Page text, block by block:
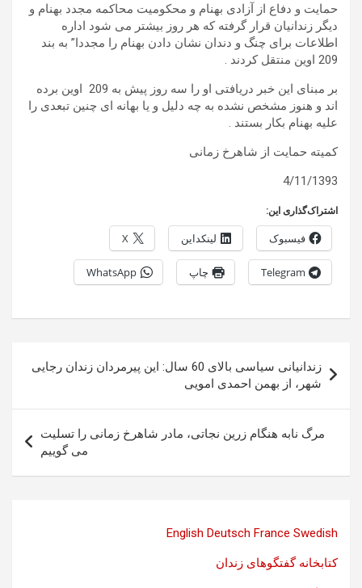
حمایت و دفاع از آزادی بهنام و محکومیت محاکمه مجدد بهنام و
دیگر زندانیان قرار گرفته که هر روز بیشتر می شود اداره
اطلاعات برای چنگ و دندان نشان دادن بهنام را مجددا” به بند
209 اوین منتقل کردند .
بر مبنای این خبر دریافتی او را سه روز پیش به 209 اوین برده
اند و هنوز مشخص نشده به چه دلیل و یا بهانه ای چنین تبعدی را
علیه بهنام بکار بستند .
کمیته حمایت از شاهرخ زمانی
4/11/1393
اشتراک‌گذاری این:
فیسبوک لینکداین X
Telegram چاپ WhatsApp
نوشته
زندانیانی سیاسی بالای 60 سال: این پیرمردان زندان رجایی
شهر، از بهمن احمدى امويى
مرگ نابه هنگام زرین نجاتی، مادر شاهرخ زمانی را تسلیت
می گوییم
English Deutsch France Swedish
کتابخانه گفتگوهای زندان